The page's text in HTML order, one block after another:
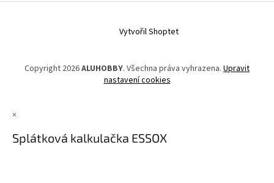
Vytvořil Shoptet
Copyright 2026ALUHOBBY. Všechna práva vyhrazena. Upravit
nastavení cookies
×
Splátková kalkulačka ESSOX